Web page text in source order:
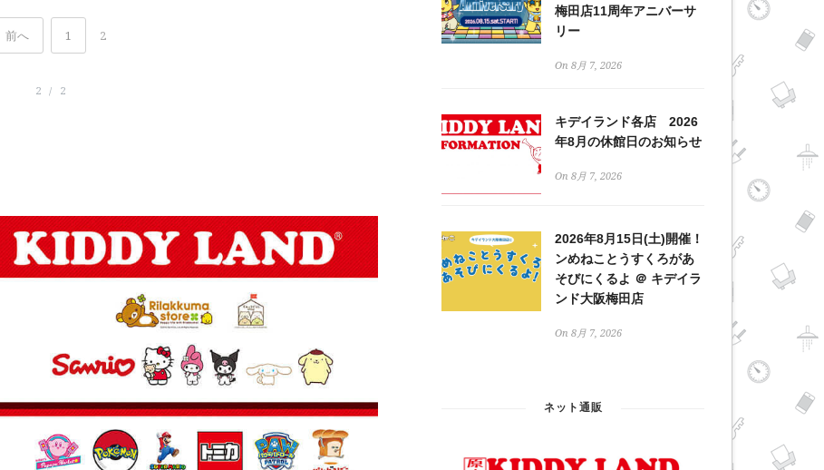
前へ 1 2
2 / 2
梅田店11周年アニバーサ
リー
On 8月 7, 2026
キデイランド各店 2026
年8月の休館日のお知らせ
On 8月 7, 2026
2026年8月15日(土)開催！
ンめねことうすくろがあ
そびにくるよ ＠ キデイラ
ンド大阪梅田店
On 8月 7, 2026
ネット通販